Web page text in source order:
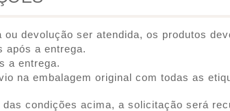
ou devolução ser atendida, os produtos
após a entrega.
a entrega.
na embalagem original com todas as
condições acima, a solicitação será